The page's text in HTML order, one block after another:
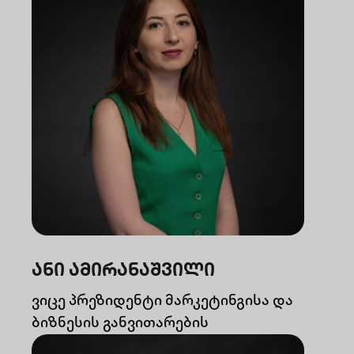
ანი ამირანაშვილი
ვიცე პრეზიდენტი მარკეტინგისა და
ბიზნესის განვითარების
მიმართულებით